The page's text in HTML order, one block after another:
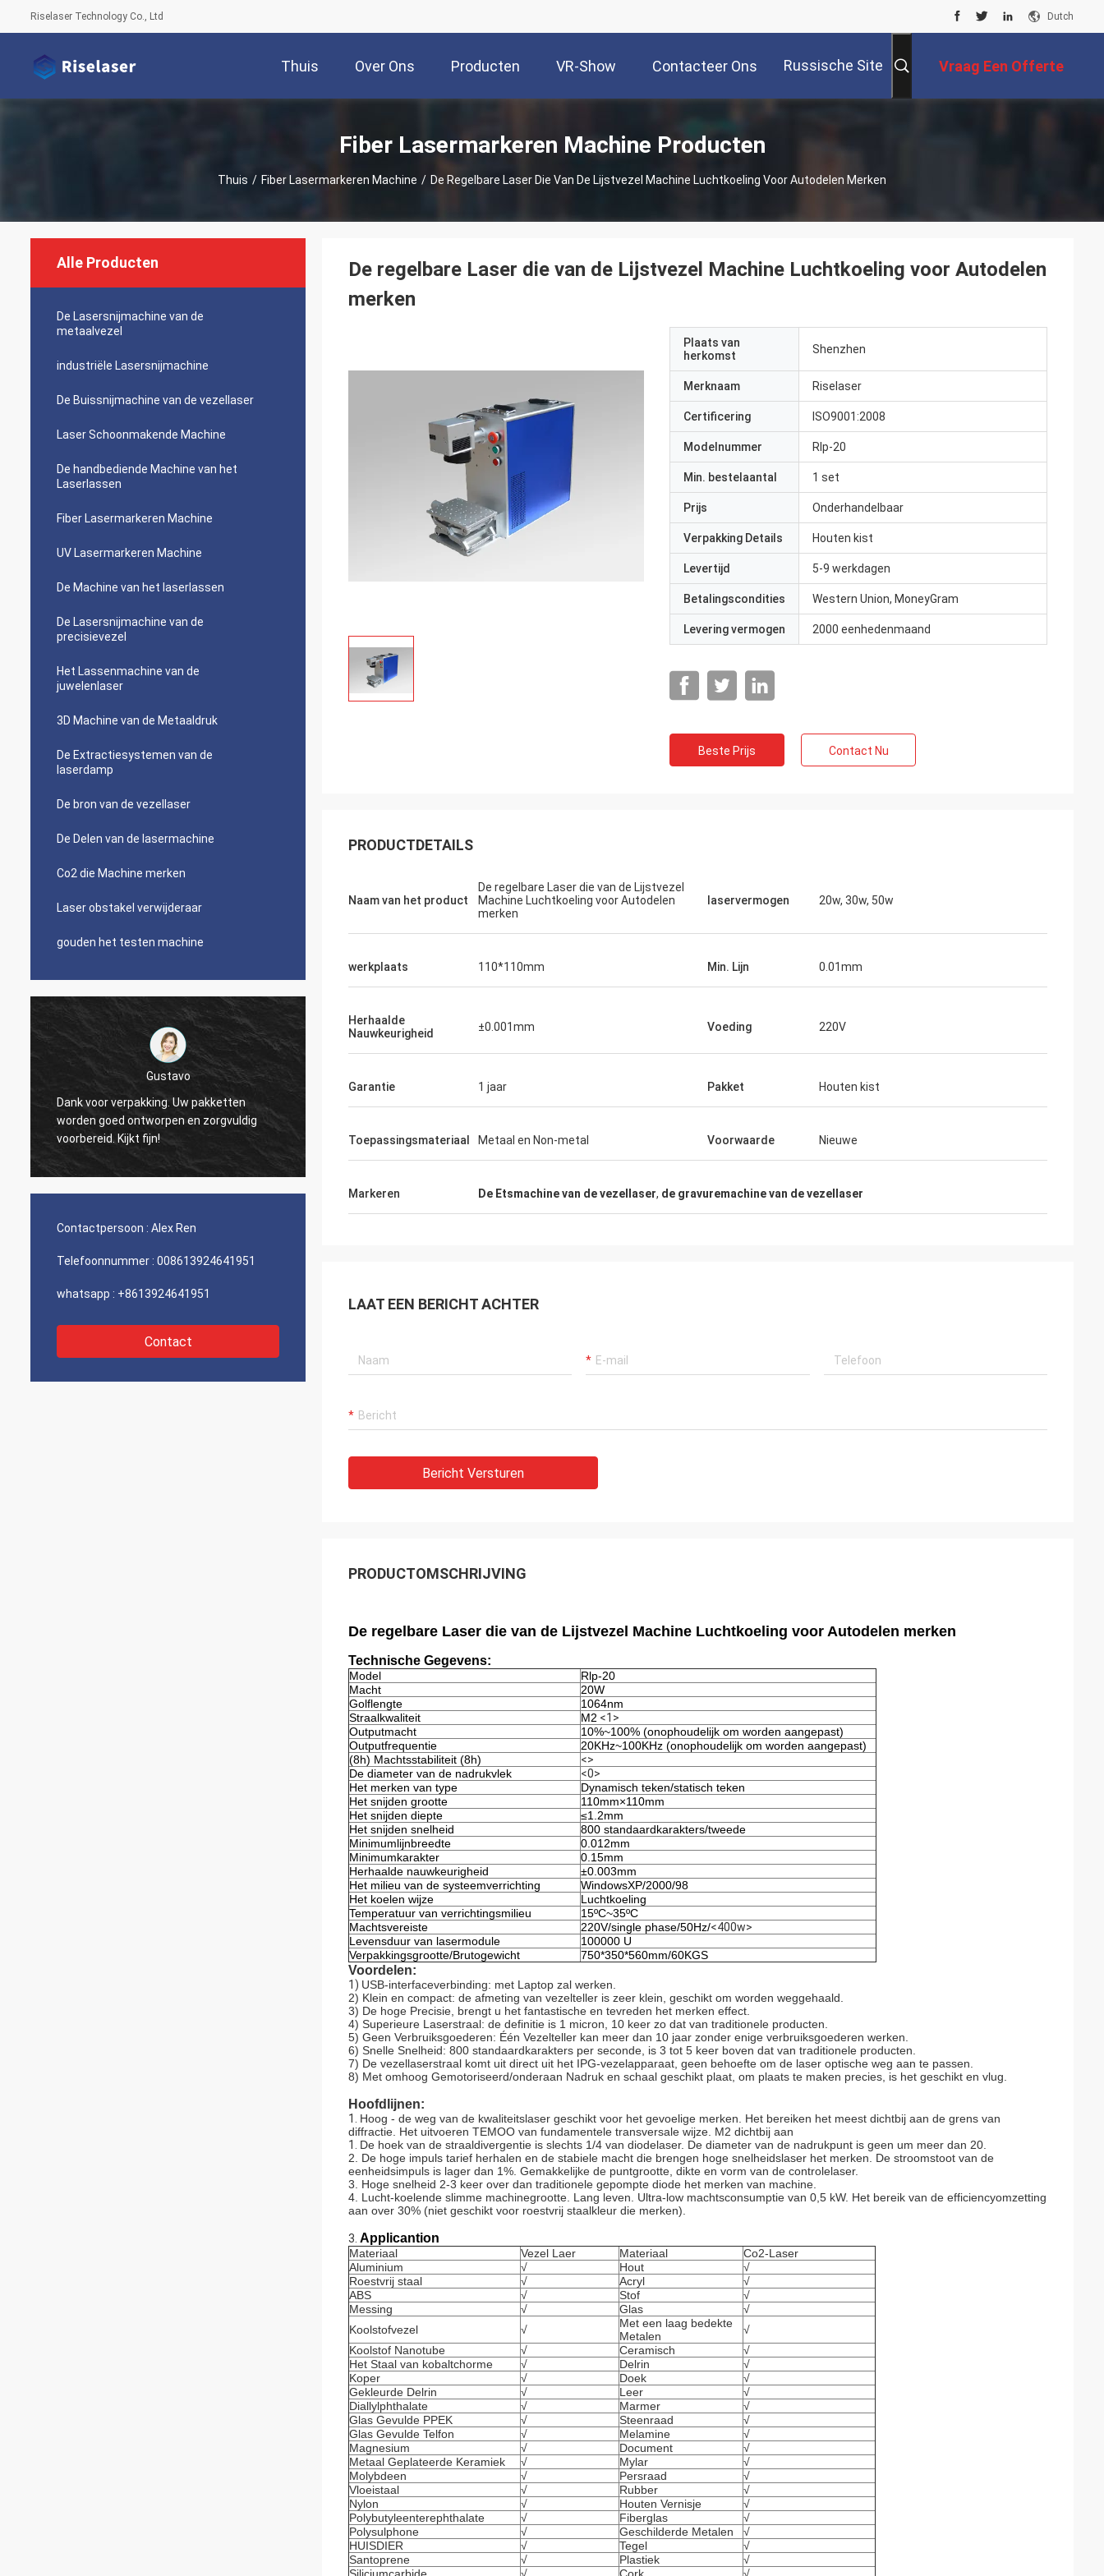
Riselaser Technology Co., Ltd Dutch
Thuis Over Ons Producten VR-Show Contacteer Ons Russische Site Vraag Een Offerte
Fiber Lasermarkeren Machine Producten
Thuis / Fiber Lasermarkeren Machine / De Regelbare Laser Die Van De Lijstvezel Machine Luchtkoeling Voor Autodelen Merken
Alle Producten
De Lasersnijmachine van de
metaalvezel
industriële Lasersnijmachine
De Buissnijmachine van de vezellaser
Laser Schoonmakende Machine
De handbediende Machine van het
Laserlassen
Fiber Lasermarkeren Machine
UV Lasermarkeren Machine
De Machine van het laserlassen
De Lasersnijmachine van de
precisievezel
Het Lassenmachine van de
juwelenlaser
3D Machine van de Metaaldruk
De Extractiesystemen van de
laserdamp
De bron van de vezellaser
De Delen van de lasermachine
Co2 die Machine merken
Laser obstakel verwijderaar
gouden het testen machine
Kampioen
Dank u, Zoe. Ik liet u enkel het weten ik
citeerde rond 5 mensen over laserbron. Er
waren goedkopere aanbiedingen maar ik
kies u uiteindelijk. Ik houd van uw bedrijf
vooral de dienst.
De goed gebouwde machine kijkt stevig….
voorbereid. Kijkt fijn!
Contactpersoon : Alex Ren
Telefoonnummer : 008613924641951
whatsapp : +8613924641951
Contact
De regelbare Laser die van de Lijstvezel Machine Luchtkoeling voor Autodelen
merken
Plaats van
herkomst
Shenzhen
Merknaam Riselaser
Certificering ISO9001:2008
Modelnummer Rlp-20
Min. bestelaantal 1 set
Prijs Onderhandelbaar
Verpakking Details Houten kist
Levertijd 5-9 werkdagen
Betalingscondities Western Union, MoneyGram
Levering vermogen 2000 eenhedenmaand
Beste Prijs Contact Nu
PRODUCTDETAILS
Naam van het product
De regelbare Laser die van de Lijstvezel
Machine Luchtkoeling voor Autodelen
merken
laservermogen 20w, 30w, 50w
werkplaats 110*110mm Min. Lijn 0.01mm
Herhaalde
Nauwkeurigheid
±0.001mm Voeding 220V
Garantie 1 jaar Pakket Houten kist
Toepassingsmateriaal Metaal en Non-metal Voorwaarde Nieuwe
Markeren De Etsmachine van de vezellaser, de gravuremachine van de vezellaser
LAAT EEN BERICHT ACHTER
Bericht Versturen
PRODUCTOMSCHRIJVING
De regelbare Laser die van de Lijstvezel Machine Luchtkoeling voor Autodelen merken
Technische Gegevens:
Model
Rlp-20
Macht
20W
Golflengte
1064nm
Straalkwaliteit
M2 <1>
Outputmacht
10%~100% (onophoudelijk om worden aangepast)
Outputfrequentie
20KHz~100KHz (onophoudelijk om worden aangepast)
(8h) Machtsstabiliteit (8h)
<>
De diameter van de nadrukvlek
<0>
Het merken van type
Dynamisch teken/statisch teken
Het snijden grootte
110mm×110mm
Het snijden diepte
≤1.2mm
Het snijden snelheid
800 standaardkarakters/tweede
Minimumlijnbreedte
0.012mm
Minimumkarakter
0.15mm
Herhaalde nauwkeurigheid
±0.003mm
Het milieu van de systeemverrichting
WindowsXP/2000/98
Het koelen wijze
Luchtkoeling
Temperatuur van verrichtingsmilieu
15ºC~35ºC
Machtsvereiste
220V/single phase/50Hz/<400w>
Levensduur van lasermodule
100000 U
Verpakkingsgrootte/Brutogewicht
750*350*560mm/60KGS
Voordelen:
1) USB-interfaceverbinding: met Laptop zal werken.
2) Klein en compact: de afmeting van vezelteller is zeer klein, geschikt om worden weggehaald.
3) De hoge Precisie, brengt u het fantastische en tevreden het merken effect.
4) Superieure Laserstraal: de definitie is 1 micron, 10 keer zo dat van traditionele producten.
5) Geen Verbruiksgoederen: Één Vezelteller kan meer dan 10 jaar zonder enige verbruiksgoederen werken.
6) Snelle Snelheid: 800 standaardkarakters per seconde, is 3 tot 5 keer boven dat van traditionele producten.
7) De vezellaserstraal komt uit direct uit het IPG-vezelapparaat, geen behoefte om de laser optische weg aan te passen.
8) Met omhoog Gemotoriseerd/onderaan Nadruk en schaal geschikt plaat, om plaats te maken precies, is het geschikt en vlug.
Hoofdlijnen:
1. Hoog - de weg van de kwaliteitslaser geschikt voor het gevoelige merken. Het bereiken het meest dichtbij aan de grens van
diffractie. Het uitvoeren TEMOO van fundamentele transversale wijze. M2 dichtbij aan
1. De hoek van de straaldivergentie is slechts 1/4 van diodelaser. De diameter van de nadrukpunt is geen um meer dan 20.
2. De hoge impuls tarief herhalen en de stabiele macht die brengen hoge snelheidslaser het merken. De stroomstoot van de
eenheidsimpuls is lager dan 1%. Gemakkelijke de puntgrootte, dikte en vorm van de controlelaser.
3. Hoge snelheid 2-3 keer over dan traditionele gepompte diode het merken van machine.
4. Lucht-koelende slimme machinegrootte. Lang leven. Ultra-low machtsconsumptie van 0,5 kW. Het bereik van de efficiencyomzetting
aan over 30% (niet geschikt voor roestvrij staalkleur die merken).
3. Applicantion
Materiaal Vezel Laer Materiaal
Co2-Laser
Aluminium
√ Hout
√
Roestvrij staal
√ Acryl
√
ABS
√ Stof
√
Messing
√ Glas
√
Koolstofvezel
√
Met een laag bedekte
Metalen
√
Koolstof Nanotube
√ Ceramisch
√
Het Staal van kobaltchorme
√ Delrin
√
Koper
√ Doek
√
Gekleurde Delrin
√ Leer
√
Diallylphthalate
√ Marmer
√
Glas Gevulde PPEK
√ Steenraad
√
Glas Gevulde Telfon
√ Melamine
√
Magnesium
√ Document
√
Metaal Geplateerde Keramiek
√ Mylar
√
Molybdeen
√ Persraad
√
Vloeistaal
√ Rubber
√
Nylon
√ Houten Vernisje
√
Polybutyleenterephthalate
√ Fiberglas
√
Polysulphone
√ Geschilderde Metalen
√
HUISDIER
√ Tegel
√
Santoprene
√ Plastiek
√